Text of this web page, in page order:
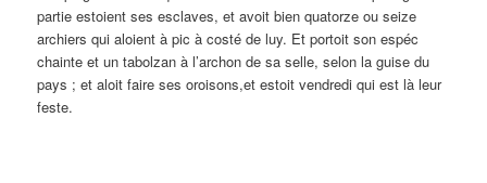
partie estoient ses esclaves, et avoit bien quatorze ou seize
archiers qui aloient à pic à costé de luy. Et portoit son espéc
chainte et un tabolzan à l’archon de sa selle, selon la guise du
pays ; et aloit faire ses oroisons,et estoit vendredi qui est là leur
feste.